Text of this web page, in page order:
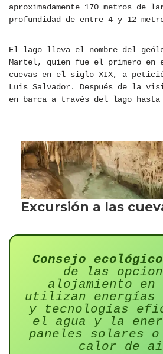
aproximadamente 170 metros de
profundidad de entre 4 y 12
El lago lleva el nombre del
Martel, quien fue el primero en
cuevas en el siglo XIX, a
Luis Salvador. Después de la
en barca a través del lago
Consejo
de las
alojamiento en
utilizan energías
y tecnologías
el agua y la
paneles solares o
calor de